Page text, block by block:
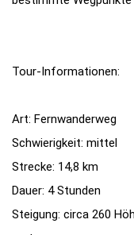
Tour-Informationen:
Art: Fernwanderweg
Schwierigkeit: mittel
Strecke: 14,8 km
Dauer: 4 Stunden
Steigung: circa 260